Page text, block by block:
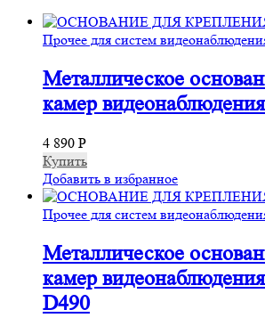
Прочее для систем
Металлическое
камер
4 890 Р
Купить
Добавить в избранное
Прочее для систем
Металлическое
камер
D490